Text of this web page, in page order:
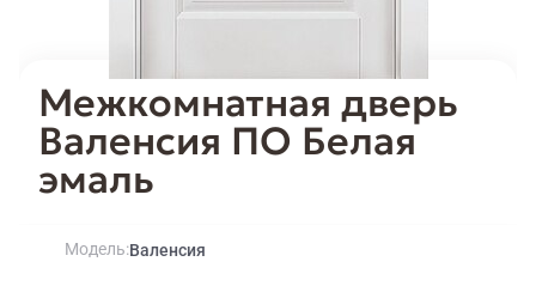
Межкомнатная дверь
Валенсия ПО Белая
эмаль
Модель Валенсия